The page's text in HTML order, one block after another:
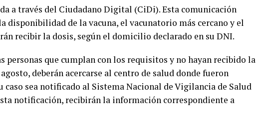
a través del Ciudadano Digital (CiDi). Esta comunicación
disponibilidad de la vacuna, el vacunatorio más cercano y el
recibir la dosis, según el domicilio declarado en su DNI.
personas que cumplan con los requisitos y no hayan recibido la
deberán acercarse al centro de salud donde fueron
sea notificado al Sistema Nacional de Vigilancia de Salud
notificación, recibirán la información correspondiente a